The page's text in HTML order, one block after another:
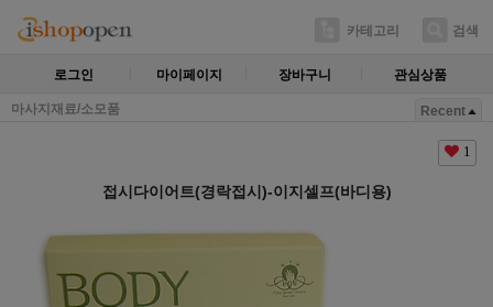
카테고리 검색
로그인 마이페이지 장바구니 관심상품
마사지재료/소모품 Recent
1
접시다이어트(경락접시)-이지셀프(바디용)